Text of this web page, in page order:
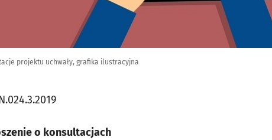
projektu uchwały, grafika ilustracyjna
o konsultacjach